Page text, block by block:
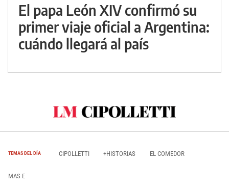
El papa León XIV confirmó su
primer viaje oficial a Argentina:
cuándo llegará al país
TEMAS DEL DÍA CIPOLLETTI +HISTORIAS EL COMEDOR
MAS E